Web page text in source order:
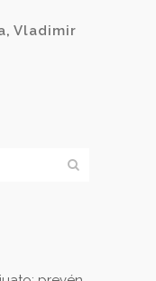
, Vladimir